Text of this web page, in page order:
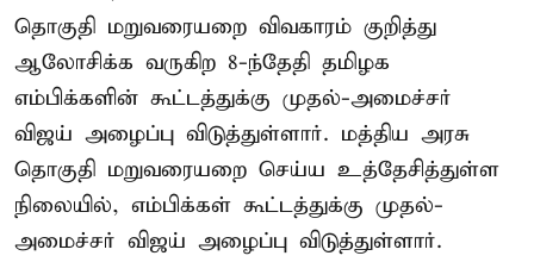
தொகுதி மறுவரையறை விவகாரம் குறித்து
ஆலோசிக்க வருகிற 8-ந்தேதி தமிழக
எம்பிக்களின் கூட்டத்துக்கு முதல்-அமைச்சர்
விஜய் அழைப்பு விடுத்துள்ளார். மத்திய அரசு
தொகுதி மறுவரையறை செய்ய உத்தேசித்துள்ள
நிலையில், எம்பிக்கள் கூட்டத்துக்கு முதல்-
அமைச்சர் விஜய் அழைப்பு விடுத்துள்ளார்.